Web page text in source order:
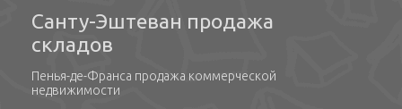
Санту-Эштеван продажа
складов
Пенья-де-Франса продажа коммерческой
недвижимости